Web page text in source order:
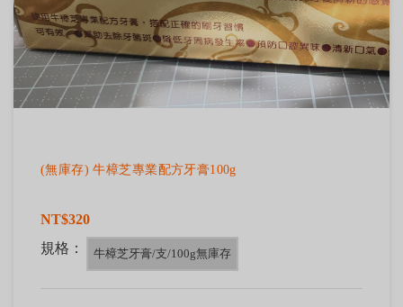
(無庫存) 牛樟芝專業配方牙膏100g
NT$320
規格：
牛樟芝牙膏/支/100g無庫存